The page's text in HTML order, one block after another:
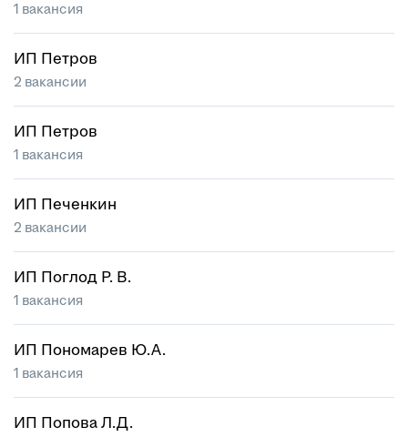
1 вакансия
ИП Петров
2 вакансии
ИП Петров
1 вакансия
ИП Печенкин
2 вакансии
ИП Поглод Р. В.
1 вакансия
ИП Пономарев Ю.А.
1 вакансия
ИП Попова Л.Д.